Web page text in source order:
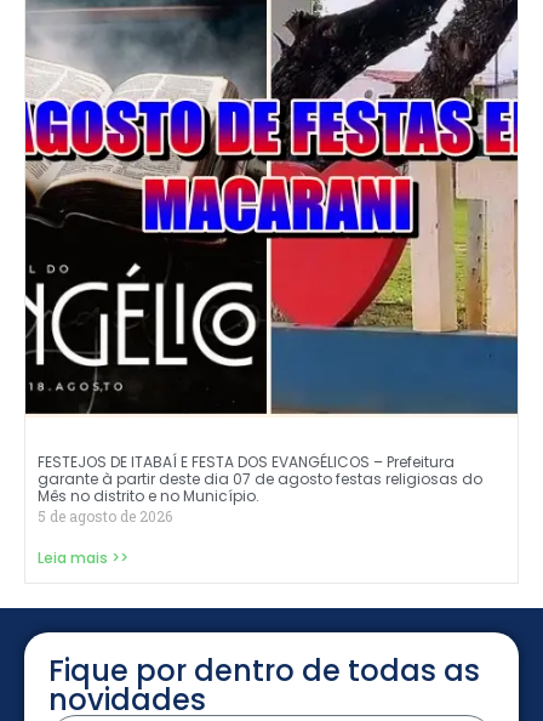
FESTEJOS DE ITABAÍ E FESTA DOS EVANGÉLICOS – Prefeitura
garante à partir deste dia 07 de agosto festas religiosas do
Mês no distrito e no Município.
5 de agosto de 2026
Leia mais >>
Fique por dentro de todas as
novidades